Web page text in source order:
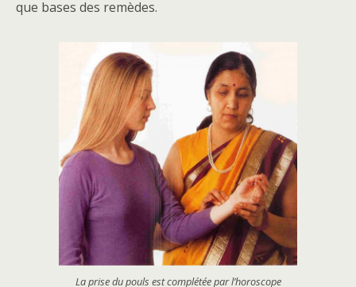
que bases des remèdes.
La prise du pouls est complétée par l’horoscope